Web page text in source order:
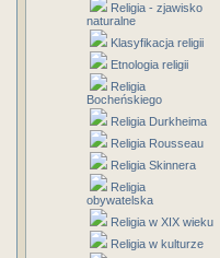
Religia - zjawisko
naturalne
Klasyfikacja religii
Etnologia religii
Religia
Bocheńskiego
Religia Durkheima
Religia Rousseau
Religia Skinnera
Religia
obywatelska
Religia w XIX wieku
Religia w kulturze